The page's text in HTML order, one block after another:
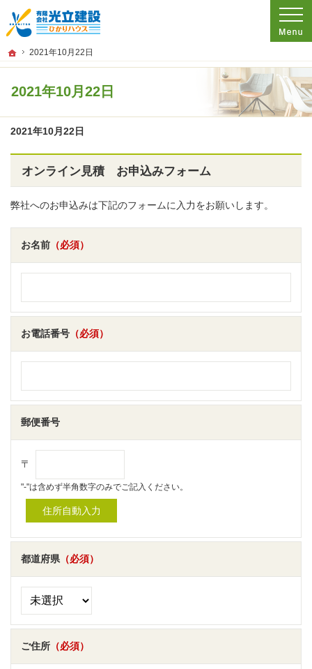
ホーム
2021年10月22日
2021年10月22日
プロの目線からご提案。広島県尾道市の注文住宅・新築戸建てを手がける工務店
広島県尾道市の新築・注文住宅・新築戸建てを手がける工務店なら光立建設 ひか
2021年10月22日
オンライン見積 お申込みフォーム
弊社へのお申込みは下記のフォームに入力をお願いします。
お名前 （必須）
お電話番号 （必須）
郵便番号
〒
"-"は含めず半角数字のみでご記入ください。
都道府県 （必須）
ご住所 （必須）